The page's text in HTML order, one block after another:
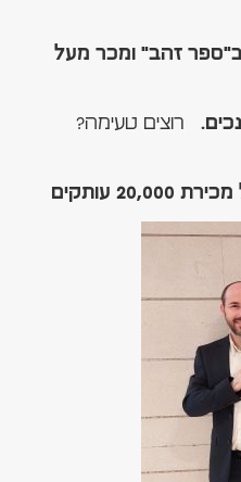
זהב" ומכר מעל
רוצים טעימה?
עותקים